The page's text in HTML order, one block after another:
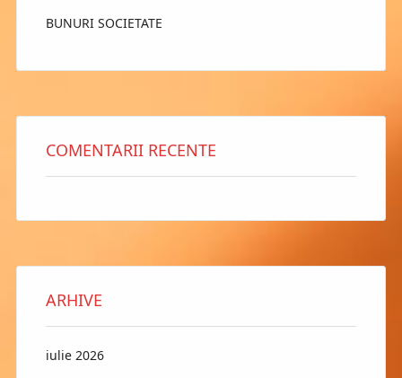
BUNURI SOCIETATE
COMENTARII RECENTE
ARHIVE
iulie 2026